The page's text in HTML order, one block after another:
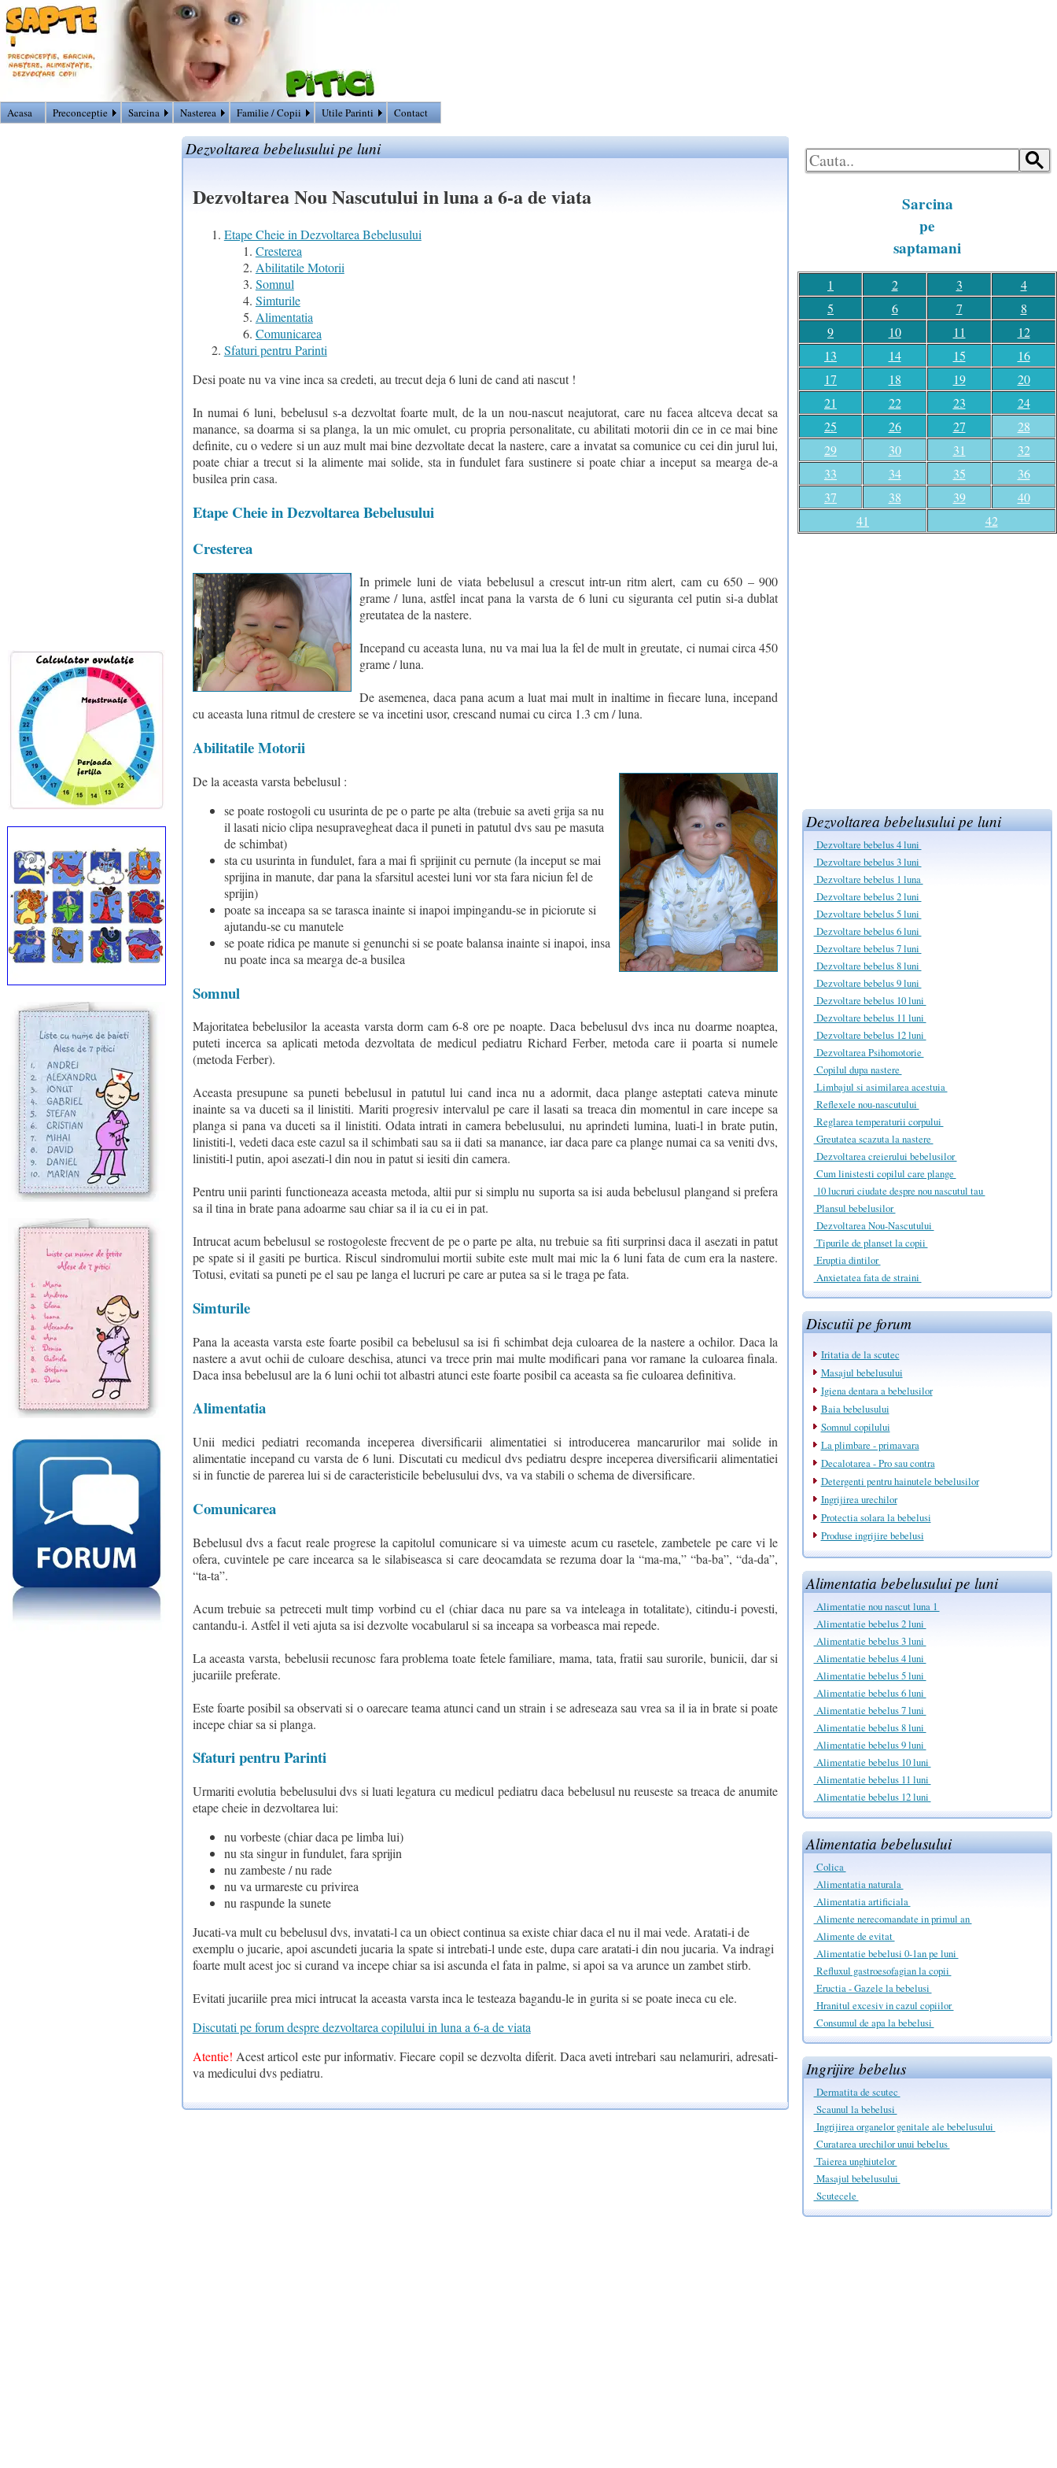
Acasa Preconceptie Sarcina Nasterea Familie / Copii Utile Parinti Contact
Sarcina
pe
saptamani
1 2 3
4
5
6 7
8
9
10 11
12
13
14 15
16
17
18 19
20
21
22 23
24
25
26 27
28
29
30 31
32
33
34 35
36
37
38 39
40
41
42
Dezvoltarea bebelusului pe luni
Dezvoltare bebelus 4 luni
Dezvoltare bebelus 3 luni
Dezvoltare bebelus 1 luna
Dezvoltare bebelus 2 luni
Dezvoltare bebelus 5 luni
Dezvoltare bebelus 6 luni
Dezvoltare bebelus 7 luni
Dezvoltare bebelus 8 luni
Dezvoltare bebelus 9 luni
Dezvoltare bebelus 10 luni
Dezvoltare bebelus 11 luni
Dezvoltare bebelus 12 luni
Dezvoltarea Psihomotorie
Copilul dupa nastere
Limbajul si asimilarea acestuia
Reflexele nou-nascutului
Reglarea temperaturii corpului
Greutatea scazuta la nastere
Dezvoltarea creierului bebelusilor
Cum linistesti copilul care plange
10 lucruri ciudate despre nou nascutul tau
Plansul bebelusilor
Dezvoltarea Nou-Nascutului
Tipurile de planset la copii
Eruptia dintilor
Anxietatea fata de straini
Discutii pe forum
Iritatia de la scutec
Masajul bebelusului
Igiena dentara a bebelusilor
Baia bebelusului
Somnul copilului
La plimbare - primavara
Decalotarea - Pro sau contra
Detergenti pentru hainutele bebelusilor
Ingrijirea urechilor
Protectia solara la bebelusi
Produse ingrijire bebelusi
Alimentatia bebelusului pe luni
Alimentatie nou nascut luna 1
Alimentatie bebelus 2 luni
Alimentatie bebelus 3 luni
Alimentatie bebelus 4 luni
Alimentatie bebelus 5 luni
Alimentatie bebelus 6 luni
Alimentatie bebelus 7 luni
Alimentatie bebelus 8 luni
Alimentatie bebelus 9 luni
Alimentatie bebelus 10 luni
Alimentatie bebelus 11 luni
Alimentatie bebelus 12 luni
Alimentatia bebelusului
Colica
Alimentatia naturala
Alimentatia artificiala
Alimente nerecomandate in primul an
Alimente de evitat
Alimentatie bebelusi 0-1an pe luni
Refluxul gastroesofagian la copii
Eructia - Gazele la bebelusi
Hranitul excesiv in cazul copiilor
Consumul de apa la bebelusi
Ingrijire bebelus
Dermatita de scutec
Scaunul la bebelusi
Ingrijirea organelor genitale ale bebelusului
Curatarea urechilor unui bebelus
Taierea unghiutelor
Masajul bebelusului
Scutecele
Dezvoltarea bebelusului pe luni
Dezvoltarea Nou Nascutului in luna a 6-a de viata
Etape Cheie in Dezvoltarea Bebelusului
Cresterea
Abilitatile Motorii
Somnul
Simturile
Alimentatia
Comunicarea
Sfaturi pentru Parinti
Desi poate nu va vine inca sa credeti, au trecut deja 6 luni de cand ati nascut !
In numai 6 luni, bebelusul s-a dezvoltat foarte mult, de la un nou-nascut neajutorat, care nu facea altceva decat sa
manance, sa doarma si sa planga, la un mic omulet, cu propria personalitate, cu abilitati motorii din ce in ce mai bine
definite, cu o vedere si un auz mult mai bine dezvoltate decat la nastere, care a invatat sa comunice cu cei din jurul lui,
poate chiar a trecut si la alimente mai solide, sta in fundulet fara sustinere si poate chiar a inceput sa mearga de-a
busilea prin casa.
Etape Cheie in Dezvoltarea Bebelusului
Cresterea
In primele luni de viata bebelusul a crescut intr-un ritm alert, cam cu 650 – 900
grame / luna, astfel incat pana la varsta de 6 luni cu siguranta cel putin si-a dublat
greutatea de la nastere.
Incepand cu aceasta luna, nu va mai lua la fel de mult in greutate, ci numai circa 450
grame / luna.
De asemenea, daca pana acum a luat mai mult in inaltime in fiecare luna, incepand
cu aceasta luna ritmul de crestere se va incetini usor, crescand numai cu circa 1.3 cm / luna.
Abilitatile Motorii
De la aceasta varsta bebelusul :
se poate rostogoli cu usurinta de pe o parte pe alta (trebuie sa aveti grija sa nu
il lasati nicio clipa nesupravegheat daca il puneti in patutul dvs sau pe masuta
de schimbat)
sta cu usurinta in fundulet, fara a mai fi sprijinit cu pernute (la inceput se mai
sprijina in manute, dar pana la sfarsitul acestei luni vor sta fara niciun fel de
sprijin)
poate sa inceapa sa se tarasca inainte si inapoi impingandu-se in piciorute si
ajutandu-se cu manutele
se poate ridica pe manute si genunchi si se poate balansa inainte si inapoi, insa
nu poate inca sa mearga de-a busilea
Somnul
Majoritatea bebelusilor la aceasta varsta dorm cam 6-8 ore pe noapte. Daca bebelusul dvs inca nu doarme noaptea,
puteti incerca sa aplicati metoda dezvoltata de medicul pediatru Richard Ferber, metoda care ii poarta si numele
(metoda Ferber).
Aceasta presupune sa puneti bebelusul in patutul lui cand inca nu a adormit, daca plange asteptati cateva minute
inainte sa va duceti sa il linistiti. Mariti progresiv intervalul pe care il lasati sa treaca din momentul in care incepe sa
planga si pana va duceti sa il linistiti. Odata intrati in camera bebelusului, nu aprindeti lumina, luati-l in brate putin,
linistiti-l, vedeti daca este cazul sa il schimbati sau sa ii dati sa manance, iar daca pare ca plange numai ca sa veniti dvs,
linistiti-l putin, apoi asezati-l din nou in patut si iesiti din camera.
Pentru unii parinti functioneaza aceasta metoda, altii pur si simplu nu suporta sa isi auda bebelusul plangand si prefera
sa il tina in brate pana adoarme sau chiar sa il ia cu ei in pat.
Intrucat acum bebelusul se rostogoleste frecvent de pe o parte pe alta, nu trebuie sa fiti surprinsi daca il asezati in patut
pe spate si il gasiti pe burtica. Riscul sindromului mortii subite este mult mai mic la 6 luni fata de cum era la nastere.
Totusi, evitati sa puneti pe el sau pe langa el lucruri pe care ar putea sa si le traga pe fata.
Simturile
Pana la aceasta varsta este foarte posibil ca bebelusul sa isi fi schimbat deja culoarea de la nastere a ochilor. Daca la
nastere a avut ochii de culoare deschisa, atunci va trece prin mai multe modificari pana vor ramane la culoarea finala.
Daca insa bebelusul are la 6 luni ochii tot albastri atunci este foarte posibil ca aceasta sa fie culoarea definitiva.
Alimentatia
Unii medici pediatri recomanda inceperea diversificarii alimentatiei si introducerea mancarurilor mai solide in
alimentatie incepand cu varsta de 6 luni. Discutati cu medicul dvs pediatru despre inceperea diversificarii alimentatiei
si in functie de parerea lui si de caracteristicile bebelusului dvs, va va stabili o schema de diversificare.
Comunicarea
Bebelusul dvs a facut reale progrese la capitolul comunicare si va uimeste acum cu rasetele, zambetele pe care vi le
ofera, cuvintele pe care incearca sa le silabiseasca si care deocamdata se rezuma doar la “ma-ma,” “ba-ba”, “da-da”,
“ta-ta”.
Acum trebuie sa petreceti mult timp vorbind cu el (chiar daca nu pare sa va inteleaga in totalitate), citindu-i povesti,
cantandu-i. Astfel il veti ajuta sa isi dezvolte vocabularul si sa inceapa sa vorbeasca mai repede.
La aceasta varsta, bebelusii recunosc fara problema toate fetele familiare, mama, tata, fratii sau surorile, bunicii, dar si
jucariile preferate.
Este foarte posibil sa observati si o oarecare teama atunci cand un strain i se adreseaza sau vrea sa il ia in brate si poate
incepe chiar sa si planga.
Sfaturi pentru Parinti
Urmariti evolutia bebelusului dvs si luati legatura cu medicul pediatru daca bebelusul nu reuseste sa treaca de anumite
etape cheie in dezvoltarea lui:
nu vorbeste (chiar daca pe limba lui)
nu sta singur in fundulet, fara sprijin
nu zambeste / nu rade
nu va urmareste cu privirea
nu raspunde la sunete
Jucati-va mult cu bebelusul dvs, invatati-l ca un obiect continua sa existe chiar daca el nu il mai vede. Aratati-i de
exemplu o jucarie, apoi ascundeti jucaria la spate si intrebati-l unde este, dupa care aratati-i din nou jucaria. Va indragi
foarte mult acest joc si curand va incepe chiar sa isi ascunda el fata in palme, si apoi sa va arunce un zambet stirb.
Evitati jucariile prea mici intrucat la aceasta varsta inca le testeaza bagandu-le in gurita si se poate ineca cu ele.
Discutati pe forum despre dezvoltarea copilului in luna a 6-a de viata
Atentie! Acest articol este pur informativ. Fiecare copil se dezvolta diferit. Daca aveti intrebari sau nelamuriri, adresati-
va medicului dvs pediatru.